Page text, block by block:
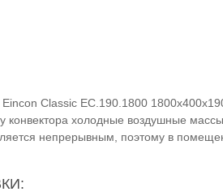
Цена:
В
Eincon Classic EC.190.1800
конвектора холодные воздушные
непрерывным, поэтому в